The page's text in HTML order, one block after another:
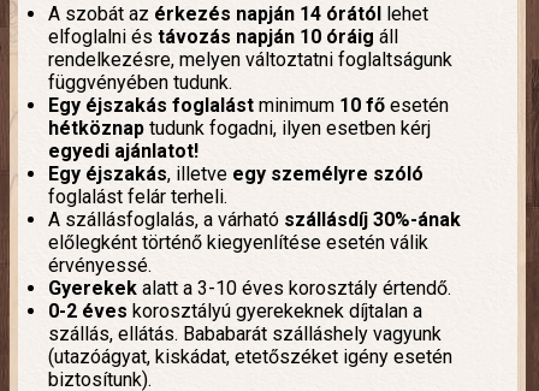
A szobát az érkezés napján 14 órától lehet
elfoglalni és távozás napján 10 óráig áll
rendelkezésre, melyen változtatni foglaltságunk
függvényében tudunk.
Egy éjszakás foglalást minimum 10 fő esetén
hétköznap tudunk fogadni, ilyen esetben kérj
egyedi ajánlatot!
Egy éjszakás, illetve egy személyre szóló
foglalást felár terheli.
A szállásfoglalás, a várható szállásdíj 30%-ának
előlegként történő kiegyenlítése esetén válik
érvényessé.
Gyerekek alatt a 3-10 éves korosztály értendő.
0-2 éves korosztályú gyerekeknek díjtalan a
szállás, ellátás. Bababarát szálláshely vagyunk
(utazóágyat, kiskádat, etetőszéket igény esetén
biztosítunk).